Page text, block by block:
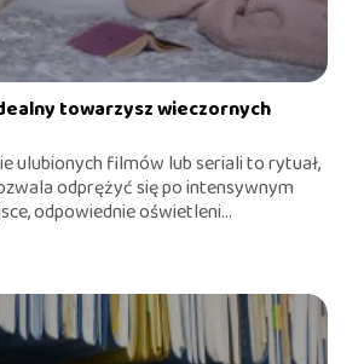
towarzysz wieczornych
ulubionych filmów lub seriali to rytuał,
odprężyć się po intensywnym
odpowiednie oświetleni...